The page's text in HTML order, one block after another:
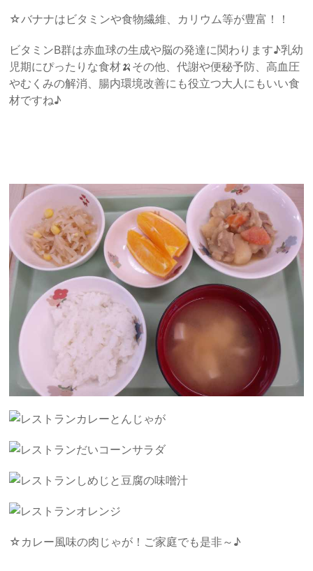
☆バナナはビタミンや食物繊維、カリウム等が豊富！！
ビタミンB群は赤血球の生成や脳の発達に関わります♪乳幼
児期にぴったりな食材🍌その他、代謝や便秘予防、高血圧
やむくみの解消、腸内環境改善にも役立つ大人にもいい食
材ですね♪
カレーとんじゃが
だいコーンサラダ
しめじと豆腐の味噌汁
オレンジ
☆カレー風味の肉じゃが！ご家庭でも是非～♪